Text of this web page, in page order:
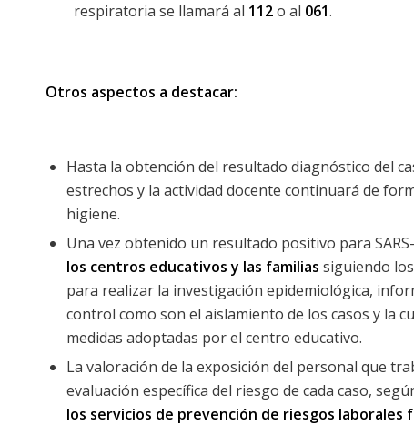
respiratoria se llamará al 112o al 061.
Otros aspectos a destacar:
Hasta la obtención del resultado diagnóstico del
estrechos y la actividad docente continuará de
higiene.
Una vez obtenido un resultado positivo para
los centros educativos y las familias siguiendo
para realizar la investigación epidemiológica,
control como son el aislamiento de los casos y la
medidas adoptadas por el centro educativo.
La valoración de la exposición del personal que
evaluación específica del riesgo de cada caso,
los servicios de prevención de riesgos laborales